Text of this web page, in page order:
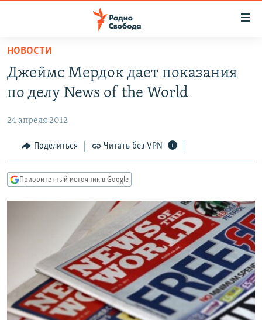
упрощенного
доступа
основному
Вернутся
главной
навигации
Вернутся
ПОДКАСТЫ
АВТОРСКИЕ ПРОЕКТЫ
ЦИТАТЫ СВОБОДЫ
МНЕНИЯ
IDEL.РЕАЛИИ
СЕВЕР.РЕАЛИИ
СИБИРЬ.РЕАЛИИ
РАСПИСАНИЕ ВЕЩАНИЯ
ПОДПИШИТЕСЬ НА РАССЫЛКУ
НОВОСТИ
Джеймс Мердок дает показания
по делу News of the World
24 апреля 2012
Поделиться Читать без VPN
Приоритетный источник в Google